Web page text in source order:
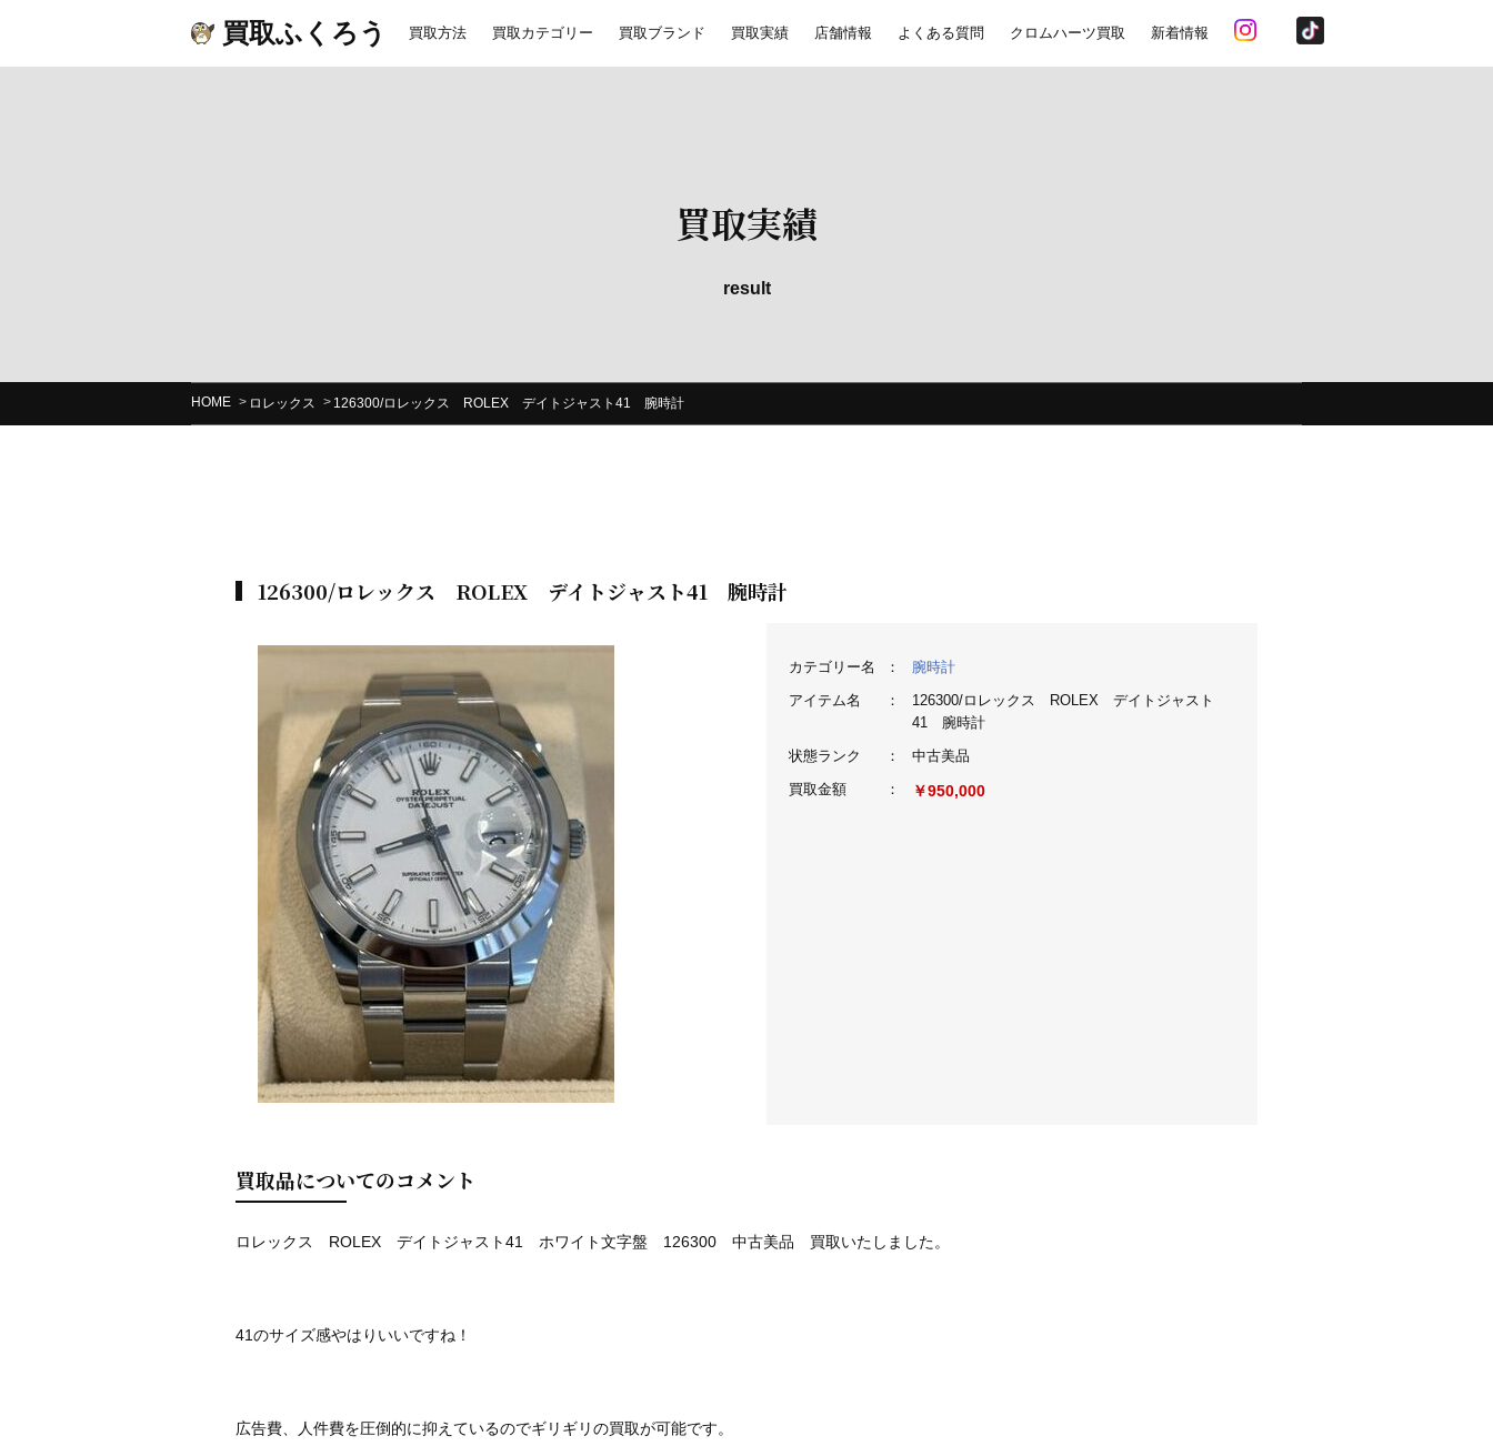
買取ふくろう 買取方法 買取カテゴリー 買取ブランド 買取実績 店舗情報 よくある質問 クロムハーツ買取 新着情報
買取実績
result
HOME ロレックス 126300/ロレックス ROLEX デイトジャスト41 腕時計
126300/ロレックス ROLEX デイトジャスト41 腕時計
カテゴリー名 ：
腕時計
アイテム名
：
126300/ロレックス ROLEX デイトジャスト
41 腕時計
状態ランク
：
中古美品
買取金額
： ￥950,000
買取品についてのコメント
ロレックス ROLEX デイトジャスト41 ホワイト文字盤 126300 中古美品 買取いたしました。
41のサイズ感やはりいいですね！
広告費、人件費を圧倒的に抑えているのでギリギリの買取が可能です。